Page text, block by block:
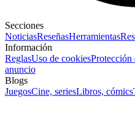
Secciones
NoticiasReseñasHerramientas
Información
ReglasUso de cookiesProtección
anuncio
Blogs
JuegosCine, seriesLibros, cómics